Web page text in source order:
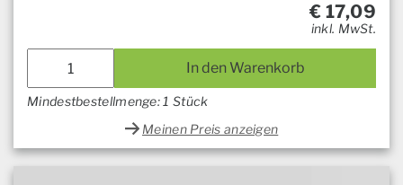
€ 17,09
inkl. MwSt.
In den Warenkorb
Mindestbestellmenge: 1 Stück
Meinen Preis anzeigen